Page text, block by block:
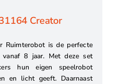
Creator
Ruimterobot is de perfecte
vanaf 8 jaar. Met deze set
hun eigen speelrobot
en licht geeft. Daarnaast